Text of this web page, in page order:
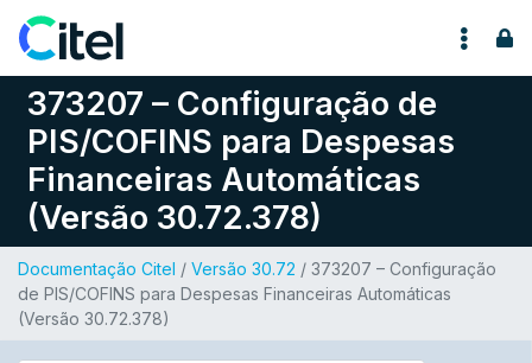
Pular para o conteúdo
373207 – Configuração de
PIS/COFINS para Despesas
Financeiras Automáticas
(Versão 30.72.378)
Documentação Citel / Versão 30.72 / 373207 – Configuração
de PIS/COFINS para Despesas Financeiras Automáticas
(Versão 30.72.378)